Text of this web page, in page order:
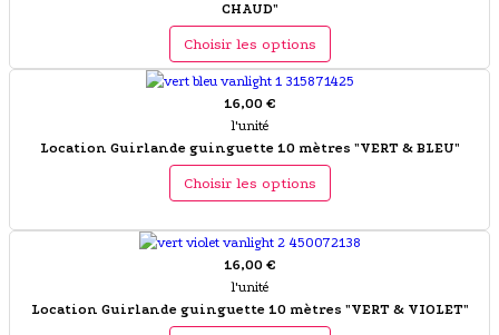
CHAUD"
Choisir les options
16,00 €
l'unité
Location Guirlande guinguette 10 mètres "VERT & BLEU"
Choisir les options
16,00 €
l'unité
Location Guirlande guinguette 10 mètres "VERT & VIOLET"